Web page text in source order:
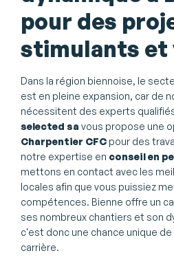
pour des
stimulants et
Dans la région biennoise, le
est en pleine expansion, car de
nécessitent des experts
selected sa vous propose une
Charpentier CFC pour des
notre expertise en conseil en
mettons en contact avec les
locales afin que vous puissiez
compétences. Bienne offre un
ses nombreux chantiers et son
c'est donc une chance unique
carrière.